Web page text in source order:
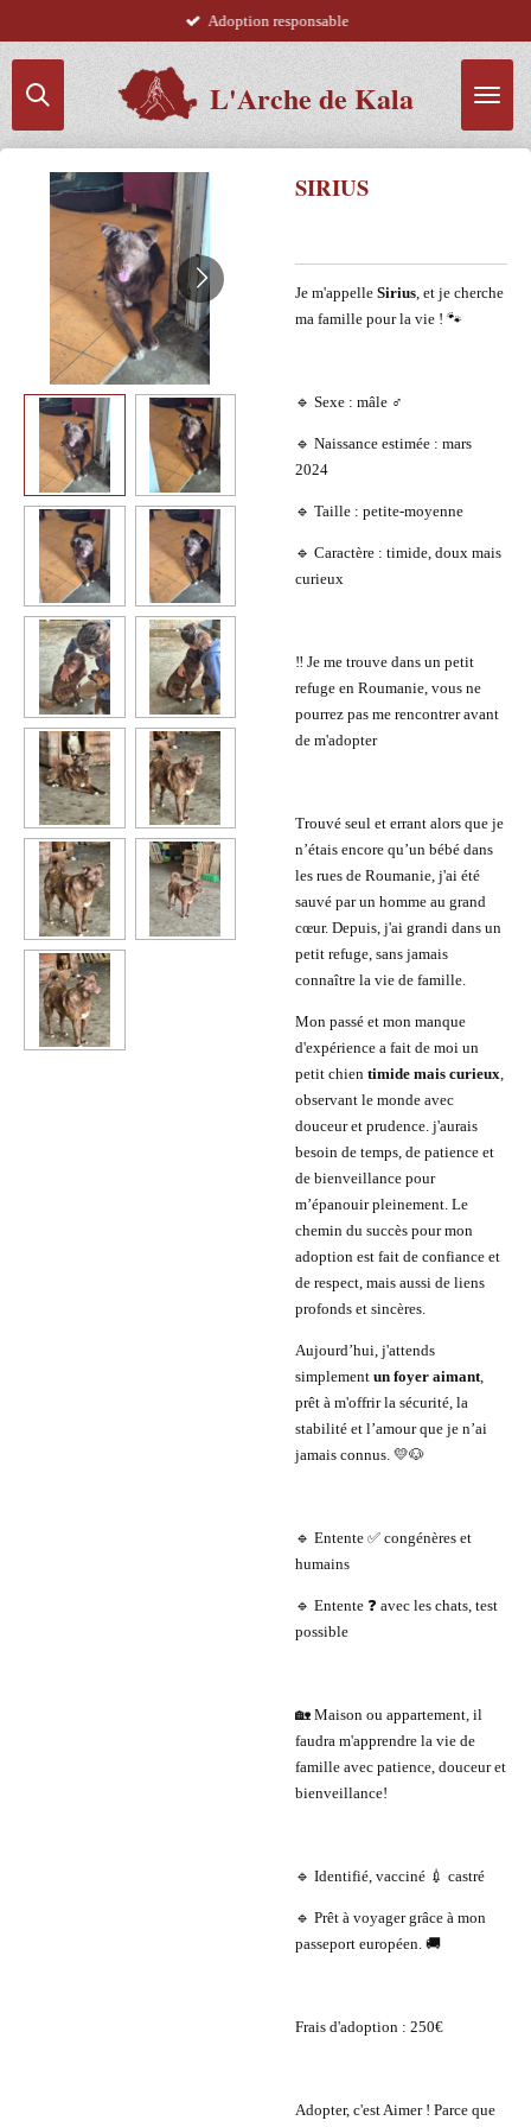
principal
L'Arche de Kala
Adoption responsable
SIRIUS
Je m'appelle Sirius, et je cherche
ma famille pour la vie ! 🐾
🔹 Sexe : mâle ♂️
🔹 Naissance estimée : mars
2024
🔹 Taille : petite-moyenne
🔹 Caractère : timide, doux mais
curieux
‼️ Je me trouve dans un petit
refuge en Roumanie, vous ne
pourrez pas me rencontrer avant
de m'adopter
Trouvé seul et errant alors que je
n’étais encore qu’un bébé dans
les rues de Roumanie, j'ai été
sauvé par un homme au grand
cœur. Depuis, j'ai grandi dans un
petit refuge, sans jamais
connaître la vie de famille.
Mon passé et mon manque
d'expérience a fait de moi un
petit chien timide mais curieux,
observant le monde avec
douceur et prudence. j'aurais
besoin de temps, de patience et
de bienveillance pour
m’épanouir pleinement. Le
chemin du succès pour mon
adoption est fait de confiance et
de respect, mais aussi de liens
profonds et sincères.
Aujourd’hui, j'attends
simplement un foyer aimant,
prêt à m'offrir la sécurité, la
stabilité et l’amour que je n’ai
jamais connus. 💛🐶
🔹 Entente ✅ congénères et
humains
🔹 Entente ❓ avec les chats, test
possible
🏡 Maison ou appartement, il
faudra m'apprendre la vie de
famille avec patience, douceur et
bienveillance!
🔹 Identifié, vacciné 💉 castré
🔹 Prêt à voyager grâce à mon
passeport européen. 🚚
Frais d'adoption : 250€
Adopter, c'est Aimer ! Parce que